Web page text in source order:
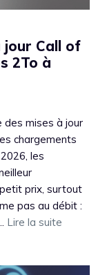
jour Call of
2To à
des mises à jour
chargements
les
prix, surtout
pas au débit :
Lire la suite